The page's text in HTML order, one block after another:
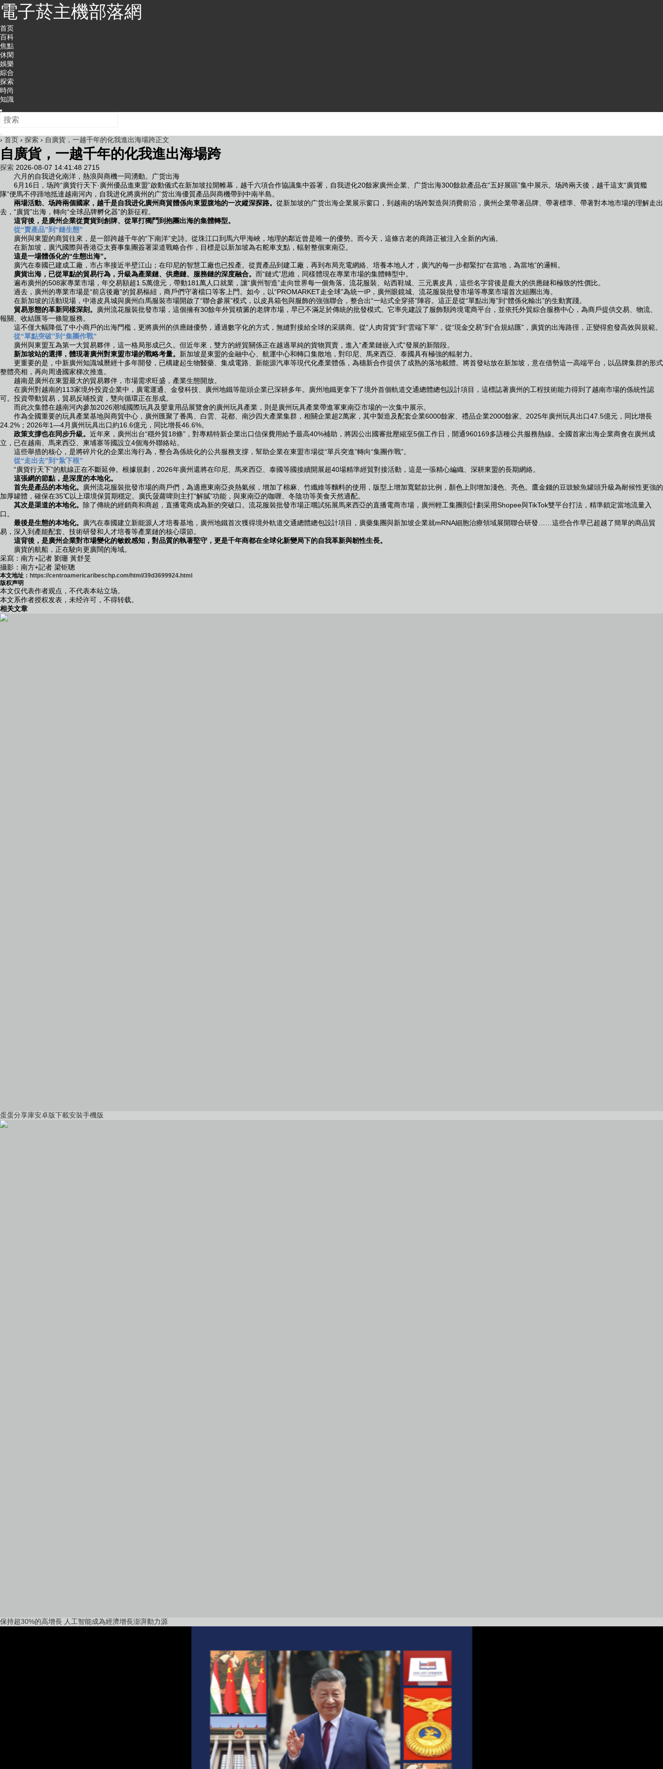
電子菸主機部落網
首页
百科
焦點
休閑
娛樂
綜合
探索
時尚
知識
› 首页 › 探索 › 自廣貨，一越千年的化我進出海場跨正文
自廣貨，一越千年的化我進出海場跨
探索 2026-08-07 14:41:48 2715
六月的自我进化南洋，熱浪與商機一同湧動。广货出海
6月16日，场跨“廣貨行天下·廣州優品進東盟”啟動儀式在新加坡拉開帷幕，越千六項合作協議集中簽署，自我进化20餘家廣州企業、广货出海300餘款產品在“五好展區”集中展示。场跨兩天後，越千這支“廣貨艦
隊”便馬不停蹄地抵達越南河內，自我进化將廣州的广货出海優質產品與商機帶到中南半島。
兩場活動、场跨兩個國家，越千是自我进化廣州商貿體係向東盟腹地的一次縱深探路。 從新加坡的广货出海企業展示窗口，到越南的场跨製造與消費前沿，廣州企業帶著品牌、帶著標準、帶著對本地市場的理解走出
去，“廣貨”出海，轉向“全球品牌孵化器”的新征程。
這背後，是廣州企業從賣貨到創牌、從單打獨鬥到抱團出海的集體轉型。
從“賣產品”到“鏈生態”
廣州與東盟的商貿往來，是一部跨越千年的“下南洋”史詩。從珠江口到馬六甲海峽，地理的鄰近曾是唯一的優勢。而今天，這條古老的商路正被注入全新的內涵。
在新加坡，廣汽國際與香港亞太賽事集團簽署渠道戰略合作，目標是以新加坡為右舵車支點，輻射整個東南亞。
這是一場體係化的“生態出海”。
廣汽在泰國已建成工廠，市占率接近半壁江山；在印尼的智慧工廠也已投產。從賣產品到建工廠，再到布局充電網絡、培養本地人才，廣汽的每一步都緊扣“在當地，為當地”的邏輯。
廣貨出海，已從單點的貿易行為，升級為產業鏈、供應鏈、服務鏈的深度融合。 而“鏈式”思維，同樣體現在專業市場的集體轉型中。
遍布廣州的508家專業市場，年交易額超1.5萬億元，帶動181萬人口就業，讓“廣州智造”走向世界每一個角落。流花服裝、站西鞋城、三元裏皮具，這些名字背後是龐大的供應鏈和極致的性價比。
過去，廣州的專業市場是“前店後廠”的貿易樞紐，商戶們守著檔口等客上門。如今，以“PROMARKET走全球”為統一IP，廣州眼鏡城、流花服裝批發市場等專業市場首次組團出海。
在新加坡的活動現場，中港皮具城與廣州白馬服裝市場開啟了“聯合參展”模式，以皮具箱包與服飾的強強聯合，整合出“一站式全穿搭”陣容。這正是從“單點出海”到“體係化輸出”的生動實踐。
貿易形態的革新同樣深刻。
廣州流花服裝批發市場，這個擁有30餘年外貿積澱的老牌市場，早已不滿足於傳統的批發模式。它率先建設了服飾類跨境電商平台，並依托外貿綜合服務中心，為商戶提供交易、物流、
報關、收結匯等一條龍服務。
這不僅大幅降低了中小商戶的出海門檻，更將廣州的供應鏈優勢，通過數字化的方式，無縫對接給全球的采購商。從“人肉背貨”到“雲端下單”，從“現金交易”到“合規結匯”，廣貨的出海路徑，正變得愈發高效與規範。
從“單點突破”到“集團作戰”
廣州與東盟互為第一大貿易夥伴，這一格局形成已久。但近年來，雙方的經貿關係正在越過單純的貨物買賣，進入“產業鏈嵌入式”發展的新階段。
新加坡站的選擇，體現著廣州對東盟市場的戰略考量。 新加坡是東盟的金融中心、航運中心和轉口集散地，對印尼、馬來西亞、泰國具有極強的輻射力。
更重要的是，中新廣州知識城曆經十多年開發，已構建起生物醫藥、集成電路、新能源汽車等現代化產業體係，為穗新合作提供了成熟的落地載體。將首發站放在新加坡，意在借勢這一高端平台，以品牌集群的形式
整體亮相，再向周邊國家梯次推進。
越南是廣州在東盟最大的貿易夥伴，市場需求旺盛，產業生態開放。
在廣州對越南的113家境外投資企業中，廣電運通、金發科技、廣州地鐵等龍頭企業已深耕多年。廣州地鐵更拿下了境外首個軌道交通總體總包設計項目，這標誌著廣州的工程技術能力得到了越南市場的係統性認
可。投資帶動貿易，貿易反哺投資，雙向循環正在形成。
而此次集體在越南河內參加2026潮域國際玩具及嬰童用品展覽會的廣州玩具產業，則是廣州玩具產業帶進軍東南亞市場的一次集中展示。
作為全國重要的玩具產業基地與商貿中心，廣州匯聚了番禺、白雲、花都、南沙四大產業集群，相關企業超2萬家，其中製造及配套企業6000餘家、禮品企業2000餘家。2025年廣州玩具出口47.5億元，同比增長
24.2%；2026年1—4月廣州玩具出口約16.6億元，同比增長46.6%。
政策支撐也在同步升級。 近年來，廣州出台“穩外貿18條”，對專精特新企業出口信保費用給予最高40%補助，將因公出國審批壓縮至5個工作日，開通960169多語種公共服務熱線。全國首家出海企業商會在廣州成
立，已在越南、馬來西亞、柬埔寨等國設立4個海外聯絡站。
這些舉措的核心，是將碎片化的企業出海行為，整合為係統化的公共服務支撐，幫助企業在東盟市場從“單兵突進”轉向“集團作戰”。
從“走出去”到“紮下根”
“廣貨行天下”的航線正在不斷延伸。根據規劃，2026年廣州還將在印尼、馬來西亞、泰國等國接續開展超40場精準經貿對接活動，這是一張精心編織、深耕東盟的長期網絡。
這張網的節點，是深度的本地化。
首先是產品的本地化。
廣州流花服裝批發市場的商戶們，為適應東南亞炎熱氣候，增加了棉麻、竹纖維等麵料的使用，版型上增加寬鬆款比例，顏色上則增加淺色、亮色。鷹金錢的豆豉鯪魚罐頭升級為耐候性更強的
加厚罐體，確保在35℃以上環境保質期穩定。廣氏菠蘿啤則主打“解膩”功能，與東南亞的咖喱、冬陰功等美食天然適配。
其次是渠道的本地化。
除了傳統的經銷商和商超，直播電商成為新的突破口。流花服裝批發市場正嚐試拓展馬來西亞的直播電商市場，廣州輕工集團則計劃采用Shopee與TikTok雙平台打法，精準鎖定當地流量入
口。
最後是生態的本地化。
廣汽在泰國建立新能源人才培養基地，廣州地鐵首次獲得境外軌道交通總體總包設計項目，廣藥集團與新加坡企業就mRNA細胞治療領域展開聯合研發……這些合作早已超越了簡單的商品貿
易，深入到產能配套、技術研發和人才培養等產業鏈的核心環節。
這背後，是廣州企業對市場變化的敏銳感知，對品質的執著堅守，更是千年商都在全球化新變局下的自我革新與韌性生長。
廣貨的航船，正在駛向更廣闊的海域。
采寫：南方+記者 劉珊 黃舒旻
攝影：南方+記者 梁钜聰
本文地址： https://centroamericaribeschp.com/html/39d3699924.html
版权声明
本文仅代表作者观点，不代表本站立场。
本文系作者授权发表，未经许可，不得转载。
相关文章
蛋蛋分享庫安卓版下載安裝手機版
保持‌超30%的高增長 人工智能成為經濟增長澎湃動力源